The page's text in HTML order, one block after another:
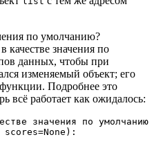
по умолчанию?
в качестве значения по
данных, чтобы при
изменяемый объект; его
Подробнее это
всё работает как ожидалось:
значения по умолчанию